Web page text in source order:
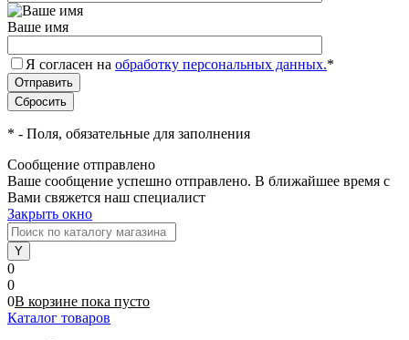
Ваше имя
Я согласен на обработку персональных данных.*
* - Поля, обязательные для заполнения
Сообщение отправлено
Ваше сообщение успешно отправлено. В ближайшее время с
Вами свяжется наш специалист
Закрыть окно
0
0
0В корзине пока пусто
Каталог товаров